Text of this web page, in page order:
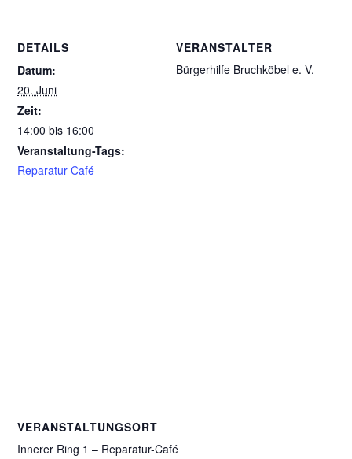
DETAILS
Datum:
20. Juni
Zeit:
14:00 bis 16:00
Veranstaltung-Tags:
Reparatur-Café
VERANSTALTER
Bürgerhilfe Bruchköbel e. V.
VERANSTALTUNGSORT
Innerer Ring 1 – Reparatur-Café